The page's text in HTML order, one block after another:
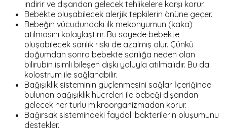
indirir ve dışarıdan gelecek tehlikelere karşı korur.
Bebekte oluşabilecek alerjik tepkilerin önüne geçer.
Bebeğin vücudundaki ilk mekonyumun (kaka)
atılmasını kolaylaştırır. Bu sayede bebekte
oluşabilecek sarılık riski de azalmış olur. Çünkü
doğumdan sonra bebekte sarılığa neden olan
bilirubin isimli bileşen dışkı yoluyla atılmalıdır. Bu da
kolostrum ile sağlanabilir.
Bağışıklık sisteminin güçlenmesini sağlar. İçeriğinde
bulunan bağışıklık hücreleri ile bebeği dışarıdan
gelecek her türlü mikroorganizmadan korur.
Bağırsak sistemindeki faydalı bakterilerin oluşumunu
destekler.